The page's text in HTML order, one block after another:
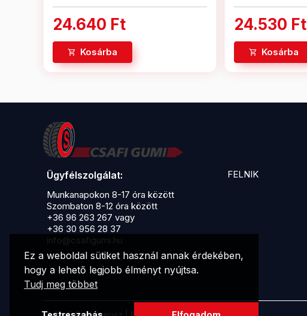
24.640 Ft
Kosárba
24.530 Ft
Kosárba
Ügyfélszolgálat:
Munkanapokon 8-17 óra között
Szombaton 8-12 óra között
+36 96 263 267 vagy
+36 30 956 28 37
info@csafigumi.hu
FELNIK
Ez a weboldal sütiket használ annak érdekében,
hogy a lehető legjobb élményt nyújtsa.
Tudj meg többet